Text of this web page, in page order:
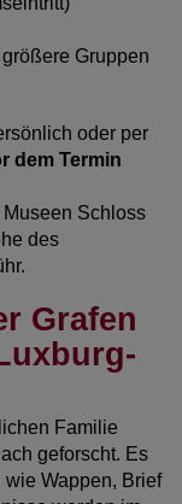
der
Daten werden
Eine
Funktion
so dass diese gekürzt
Vimeo eingebunden.
Dieser Modus
über die
Gruppen
oder per
dem Termin
Schloss
des
Grafen
Familie
geforscht. Es
Wappen, Brief